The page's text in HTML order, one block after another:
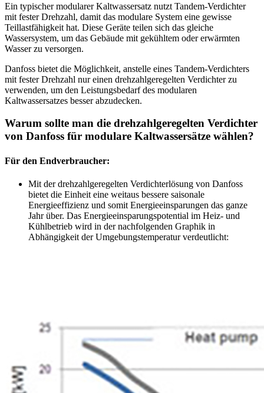
Ein typischer modularer Kaltwassersatz nutzt Tandem-Verdichter
mit fester Drehzahl, damit das modulare System eine gewisse
Teillastfähigkeit hat. Diese Geräte teilen sich das gleiche
Wassersystem, um das Gebäude mit gekühltem oder erwärmten
Wasser zu versorgen.
Danfoss bietet die Möglichkeit, anstelle eines Tandem-Verdichters
mit fester Drehzahl nur einen drehzahlgeregelten Verdichter zu
verwenden, um den Leistungsbedarf des modularen
Kaltwassersatzes besser abzudecken.
Warum sollte man die drehzahlgeregelten Verdichter
von Danfoss für modulare Kaltwassersätze wählen?
Für den Endverbraucher:
Mit der drehzahlgeregelten Verdichterlösung von Danfoss
bietet die Einheit eine weitaus bessere saisonale
Energieeffizienz und somit Energieeinsparungen das ganze
Jahr über. Das Energieeinsparungspotential im Heiz- und
Kühlbetrieb wird in der nachfolgenden Graphik in
Abhängigkeit der Umgebungstemperatur verdeutlicht: